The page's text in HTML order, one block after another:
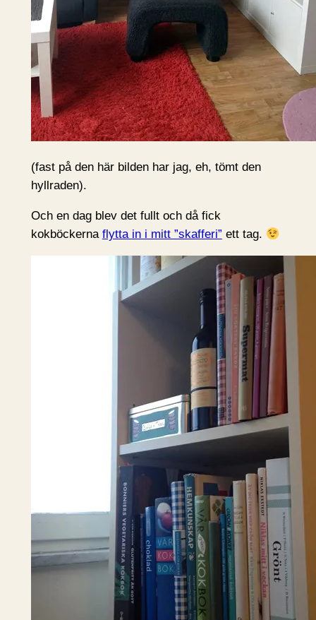
(fast på den här bilden har jag, eh, tömt den
hyllraden).
Och en dag blev det fullt och då fick
kokböckerna flytta in i mitt ”skafferi” ett tag.